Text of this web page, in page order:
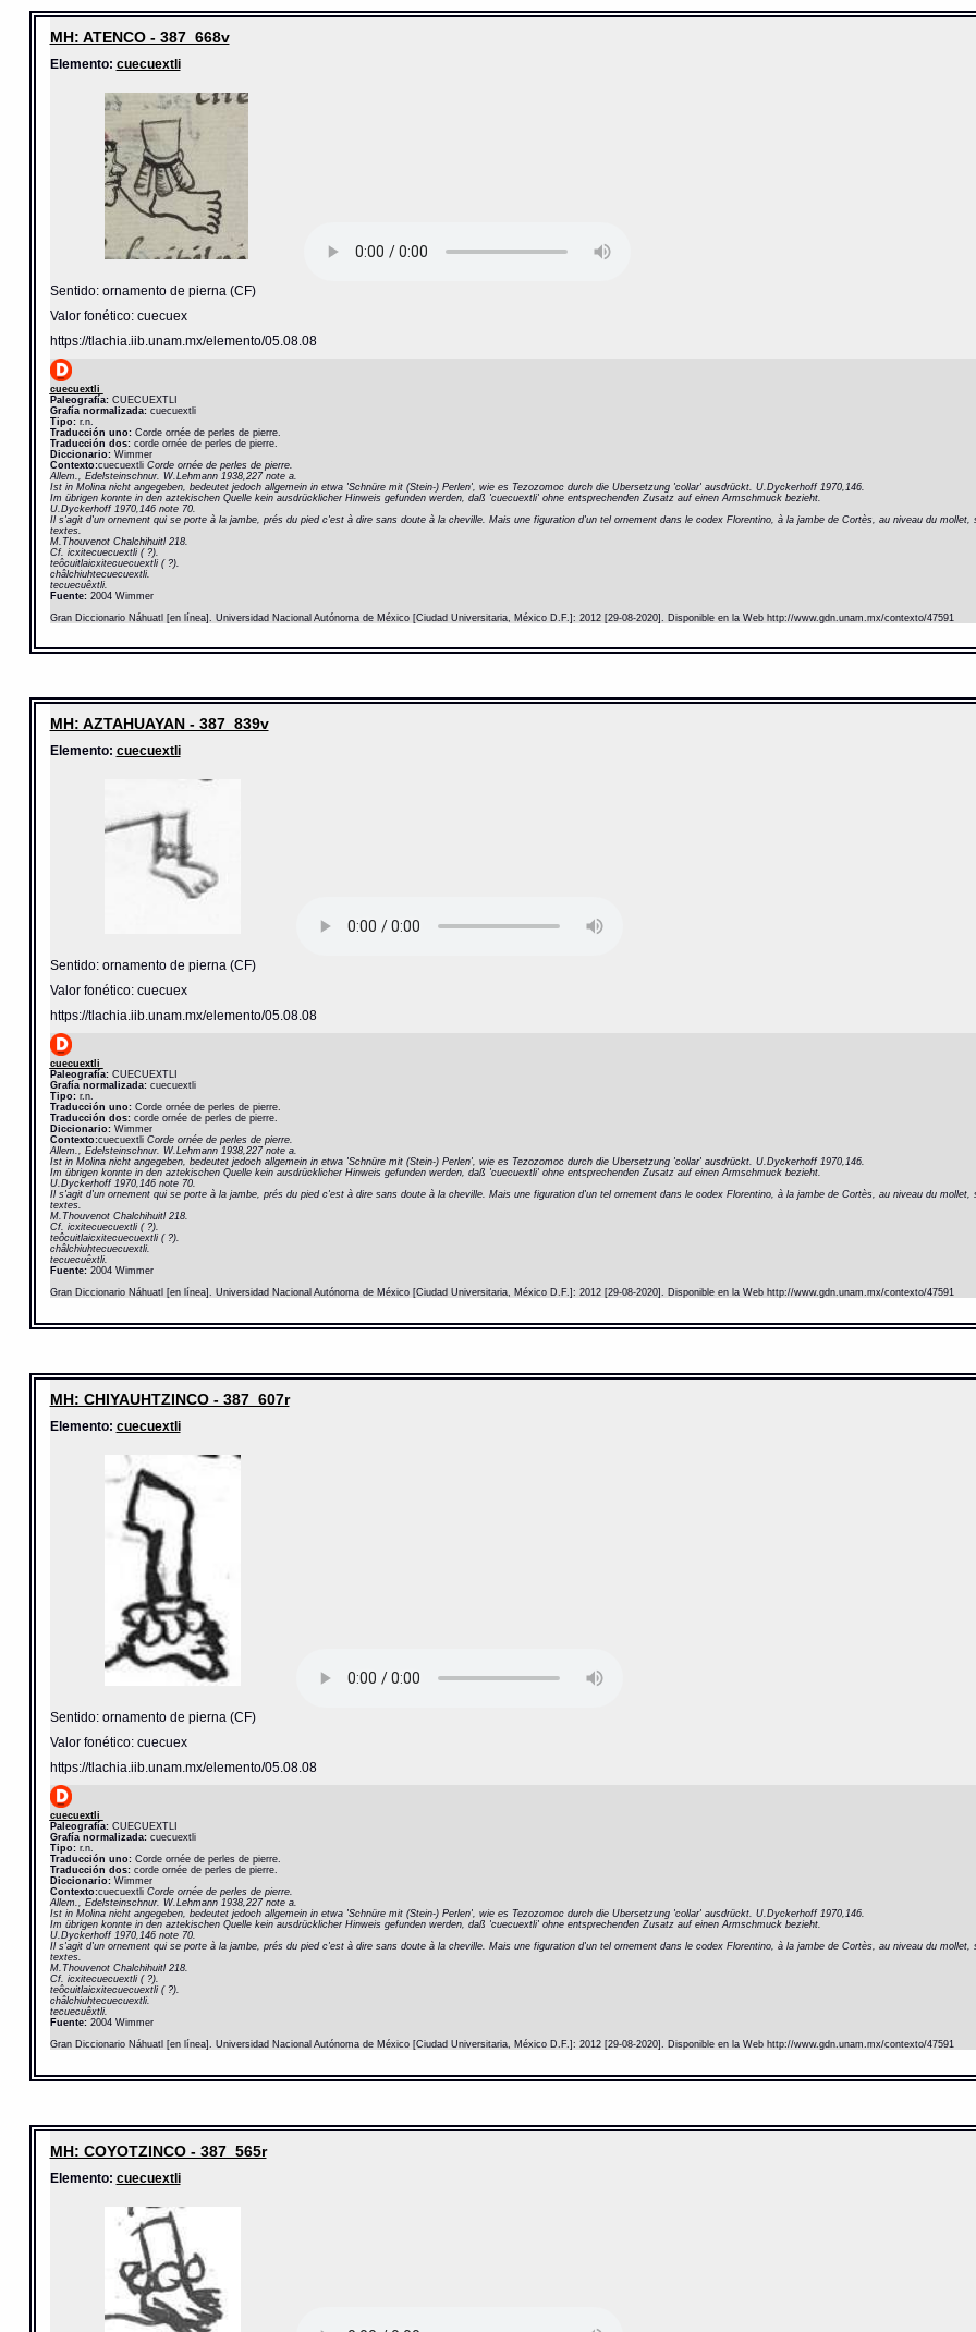
MH: ATENCO - 387_668v
Elemento: cuecuextli
Sentido: ornamento de pierna (CF)
Valor fonético: cuecuex
https://tlachia.iib.unam.mx/elemento/05.08.08
cuecuextli
Paleografía:CUECUEXTLI
Grafía normalizada:cuecuextli
Tipo:r.n.
Traducción uno:Corde ornée de perles de pierre.
Traducción dos:corde ornée de perles de pierre.
Diccionario: Wimmer
Contexto:cuecuextli Corde ornée de perles de pierre.
Allem., Edelsteinschnur. W.Lehmann 1938,227 note a.
Ist in Molina nicht angegeben, bedeutet jedoch allgemein in etwa 'Schnüre mit (Stein-) Perlen', wie es Tezozomoc durch die Ubersetzung 'collar' ausdrückt. U.Dyckerhoff 1970,146.
Im übrigen konnte in den aztekischen Quelle kein ausdrücklicher Hinweis gefunden werden, daß 'cuecuextli' ohne entsprechenden Zusatz auf einen Armschmuck bezieht.
U.Dyckerhoff 1970,146 note 70.
Il s'agit d'un ornement qui se porte à la jambe, prés du pied c'est à dire sans doute à la cheville. Mais une figuration d'un tel ornement dans le codex Florentino, à la jambe de Cortès, au niveau du
textes.
M.Thouvenot Chalchihuitl 218.
Cf. icxitecuecuextli ( ?).
teôcuitlaicxitecuecuextli ( ?).
châlchiuhtecuecuextli.
tecuecuêxtli.
Fuente:2004 Wimmer
Gran Diccionario Náhuatl [en línea]. Universidad Nacional Autónoma de México [Ciudad Universitaria, México D.F.]: 2012 [29-08-2020]. Disponible en la Web http://www.gdn.unam.mx/contexto/47591
MH: AZTAHUAYAN - 387_839v
Elemento: cuecuextli
Sentido: ornamento de pierna (CF)
Valor fonético: cuecuex
https://tlachia.iib.unam.mx/elemento/05.08.08
cuecuextli
Paleografía:CUECUEXTLI
Grafía normalizada:cuecuextli
Tipo:r.n.
Traducción uno:Corde ornée de perles de pierre.
Traducción dos:corde ornée de perles de pierre.
Diccionario: Wimmer
Contexto:cuecuextli Corde ornée de perles de pierre.
Allem., Edelsteinschnur. W.Lehmann 1938,227 note a.
Ist in Molina nicht angegeben, bedeutet jedoch allgemein in etwa 'Schnüre mit (Stein-) Perlen', wie es Tezozomoc durch die Ubersetzung 'collar' ausdrückt. U.Dyckerhoff 1970,146.
Im übrigen konnte in den aztekischen Quelle kein ausdrücklicher Hinweis gefunden werden, daß 'cuecuextli' ohne entsprechenden Zusatz auf einen Armschmuck bezieht.
U.Dyckerhoff 1970,146 note 70.
Il s'agit d'un ornement qui se porte à la jambe, prés du pied c'est à dire sans doute à la cheville. Mais une figuration d'un tel ornement dans le codex Florentino, à la jambe de Cortès, au niveau du
textes.
M.Thouvenot Chalchihuitl 218.
Cf. icxitecuecuextli ( ?).
teôcuitlaicxitecuecuextli ( ?).
châlchiuhtecuecuextli.
tecuecuêxtli.
Fuente:2004 Wimmer
Gran Diccionario Náhuatl [en línea]. Universidad Nacional Autónoma de México [Ciudad Universitaria, México D.F.]: 2012 [29-08-2020]. Disponible en la Web http://www.gdn.unam.mx/contexto/47591
MH: CHIYAUHTZINCO - 387_607r
Elemento: cuecuextli
Sentido: ornamento de pierna (CF)
Valor fonético: cuecuex
https://tlachia.iib.unam.mx/elemento/05.08.08
cuecuextli
Paleografía:CUECUEXTLI
Grafía normalizada:cuecuextli
Tipo:r.n.
Traducción uno:Corde ornée de perles de pierre.
Traducción dos:corde ornée de perles de pierre.
Diccionario: Wimmer
Contexto:cuecuextli Corde ornée de perles de pierre.
Allem., Edelsteinschnur. W.Lehmann 1938,227 note a.
Ist in Molina nicht angegeben, bedeutet jedoch allgemein in etwa 'Schnüre mit (Stein-) Perlen', wie es Tezozomoc durch die Ubersetzung 'collar' ausdrückt. U.Dyckerhoff 1970,146.
Im übrigen konnte in den aztekischen Quelle kein ausdrücklicher Hinweis gefunden werden, daß 'cuecuextli' ohne entsprechenden Zusatz auf einen Armschmuck bezieht.
U.Dyckerhoff 1970,146 note 70.
Il s'agit d'un ornement qui se porte à la jambe, prés du pied c'est à dire sans doute à la cheville. Mais une figuration d'un tel ornement dans le codex Florentino, à la jambe de Cortès, au niveau du
textes.
M.Thouvenot Chalchihuitl 218.
Cf. icxitecuecuextli ( ?).
teôcuitlaicxitecuecuextli ( ?).
châlchiuhtecuecuextli.
tecuecuêxtli.
Fuente:2004 Wimmer
Gran Diccionario Náhuatl [en línea]. Universidad Nacional Autónoma de México [Ciudad Universitaria, México D.F.]: 2012 [29-08-2020]. Disponible en la Web http://www.gdn.unam.mx/contexto/47591
MH: COYOTZINCO - 387_565r
Elemento: cuecuextli